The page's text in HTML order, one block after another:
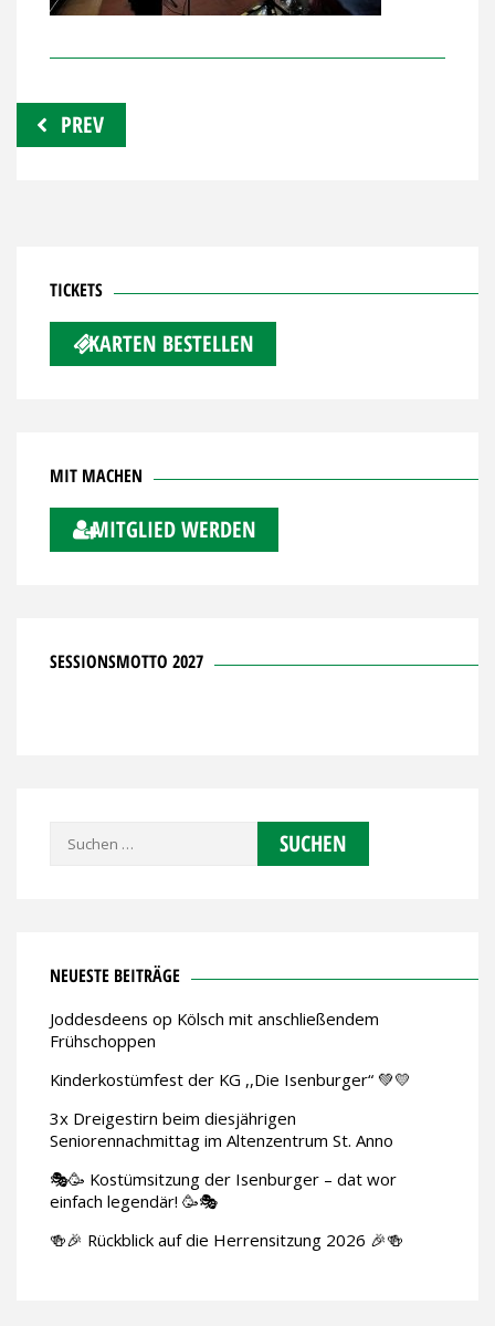
Beitragsnavigation
PREV
TICKETS
KARTEN BESTELLEN
MIT MACHEN
MITGLIED WERDEN
SESSIONSMOTTO 2027
Suchen
NEUESTE BEITRÄGE
Joddesdeens op Kölsch mit anschließendem
Frühschoppen
Kinderkostümfest der KG ,,Die Isenburger“ 💚💛
3x Dreigestirn beim diesjährigen
Seniorennachmittag im Altenzentrum St. Anno
🎭🥳 Kostümsitzung der Isenburger – dat wor
einfach legendär! 🥳🎭
🍻🎉 Rückblick auf die Herrensitzung 2026 🎉🍻